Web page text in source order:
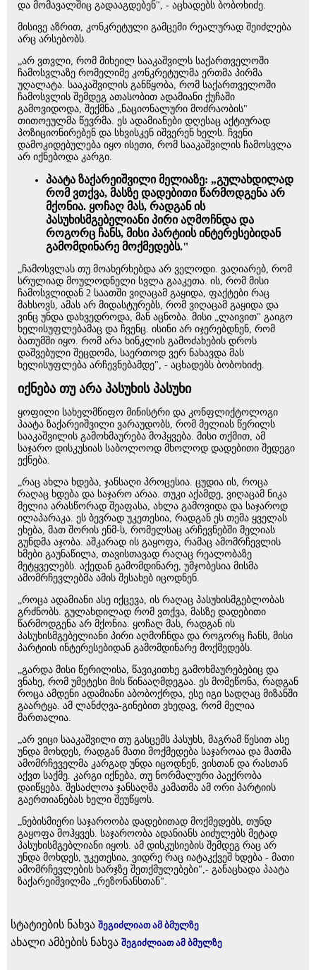
და მომავალშიც გადააგდებენ", - აცხადებს ბობოხიძე.
მისივე აზრით, კონკრეტული გამცემი რეალურად შეიძლება
არც არსებობს.
„არ ვთვლი, რომ მიხეილ სააკაშვილს საქართველოში
ჩამოსვლაზე რომელიმე კონკრეტულმა ერთმა პირმა
უღალატა. სააკაშვილის განწყობა, რომ საქართველოში
ჩამოსვლის შემდეგ ათასობით ადამიანი ქუჩაში
გამოვიდოდა, შექმნა „ნაციონალური მოძრაობის"
თითოეულმა წევრმა. ეს ადამიანები დღესაც აქტიურად
პოზიციონირებენ და სხვისკენ იშვერენ ხელს. ჩვენი
დამოკიდებულება იყო ისეთი, რომ სააკაშვილის ჩამოსვლა
არ იქნებოდა კარგი.
პაატა ზაქარეიშვილი მელიაზე: „გულახდილად
რომ ვთქვა, მასზე დადებითი წარმოდგენა არ
მქონია. ყოჩაღ მას, რადგან ის
პასუხისმგებელიანი პირი აღმოჩნდა და
როგორც ჩანს, მისი პარტიის ინტერესებიდან
გამომდინარე მოქმედებს."
„ჩამოსვლას თუ მოახერხებდა არ ველოდი. ვაღიარებ, რომ
სრულიად მოულოდნელი სვლა გააკეთა. ის, რომ მისი
ჩამოსვლიდან 2 საათში ვიღაცამ გაყიდა, ფაქტები რაც
მახსოვს, ამას არ მიდასტურებს, რომ ვიღაცამ გაყიდა და
ვინც უნდა დახვედროდა, მან აცნობა. მისი „ლაივით" გაიგო
ხელისუფლებამაც და ჩვენც. ისინი არ იჯერებდნენ, რომ
ბათუმში იყო. რომ არა ხინკლის გამოძახების დროს
დაშვებული შეცდომა, საერთოდ ვერ ნახავდა მას
ხელისუფლება არჩევნებამდე", - აცხადებს ბობოხიძე.
იქნება თუ არა პასუხის პასუხი
ყოფილი სახელმწიფო მინისტრი და კონფლიქტოლოგი
პაატა ზაქარეიშვილი ვარაუდობს, რომ მელიას წერილს
სააკაშვილის გამოხმაურება მოჰყვება. მისი თქმით, ამ
საჯარო დისკუსიას საბოლოოდ მხოლოდ დადებითი შედეგი
ექნება.
„რაც ახლა ხდება, ჯანსაღი პროცესია. ცუდია ის, როცა
რაღაც ხდება და საჯარო არაა. თუკი აქამდე, ვიღაცამ ნიკა
მელია არასწორად შეაფასა, ახლა გამოვიდა და საჯაროდ
ილაპარაკა. ეს ბევრად უკეთესია, რადგან ეს თემა ყველას
ეხება, მათ შორის ენმ-ს, რომელსაც არჩევნებში მელიას
გუნდმა აჯობა. აშკარად ის გაყოფა, რამაც ამომრჩევლის
ხმები გაუნაწილა, თავისთავად რაღაც რეალობაზე
მეტყველებს. აქედან გამომდინარე, უმჯობესია მისმა
ამომრჩევლებმა ამის შესახებ იცოდნენ.
„როცა ადამიანი ასე იქცევა, ის რაღაც პასუხისმგებლობას
გრძნობს. გულახდილად რომ ვთქვა, მასზე დადებითი
წარმოდგენა არ მქონია. ყოჩაღ მას, რადგან ის
პასუხისმგებელიანი პირი აღმოჩნდა და როგორც ჩანს, მისი
პარტიის ინტერესებიდან გამომდინარე მოქმედებს.
„გარდა მისი წერილისა, წავიკითხე გამოხმაურებებიც და
ვნახე, რომ უმეტესი მის წინააღმდეგაა. ეს მომეწონა, რადგან
როცა ამდენი ადამიანი აბობოქრდა, ესე იგი სადღაც მიზანში
გაარტყა. ამ ლანძღვა-გინებით ვხედავ, რომ მელია
მართალია.
„არ ვიცი სააკაშვილი თუ გასცემს პასუხს, მაგრამ წესით ასე
უნდა მოხდეს, რადგან მათი მოქმედება საჯაროაა და მათმა
ამომრჩეველმა კარგად უნდა იცოდნენ, ვისთან და რასთან
აქვთ საქმე. კარგი იქნება, თუ ნორმალური პაექრობა
დაიწყება. შესაძლოა ჯანსაღმა კამათმა ამ ორი პარტიის
გაერთიანებას ხელი შეუწყოს.
„ნებისმიერი საჯაროობა დადებითად მოქმედებს, თუნდ
გაყოფა მოჰყვეს. საჯაროობა ადანიანს აიძულებს მეტად
პასუხისმგებლიანი იყოს. ამ დისკუსიების შემდეგ რაც არ
უნდა მოხდეს, უკეთესია, ვიდრე რაც იატაკქვეშ ხდება - მათი
ამომრჩევლების ხარჯზე შეთქმულებები",- განაცხადა პაატა
ზაქარეიშვილმა „რეზონანსთან".
სტატიების ნახვა შეგიძლიათ ამ ბმულზე
ახალი ამბების ნახვა შეგიძლიათ ამ ბმულზე